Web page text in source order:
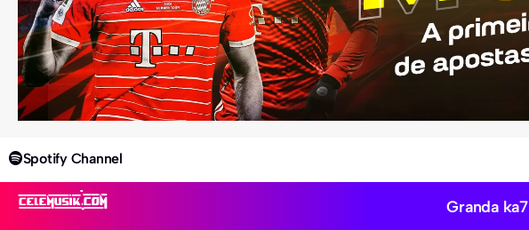
Spotify Channel
Granda ka7